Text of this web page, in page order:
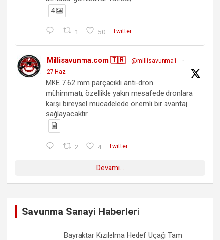
4
1 50 Twitter
Millisavunma.com 🇹🇷 @millisavunma1
·
27 Haz
MKE 7.62 mm parçacıklı anti-dron
mühimmatı, özellikle yakın mesafede dronlara
karşı bireysel mücadelede önemli bir avantaj
sağlayacaktır.
2 4 Twitter
Devamı...
Savunma Sanayi Haberleri
Bayraktar Kızılelma Hedef Uçağı Tam